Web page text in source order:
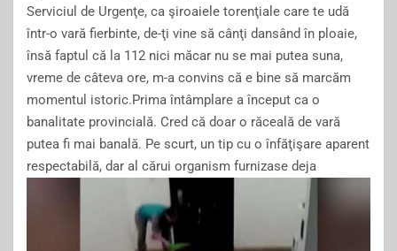
Serviciul de Urgenţe, ca şiroaiele torenţiale care te udă
într-o vară fierbinte, de-ţi vine să cânţi dansând în ploaie,
însă faptul că la 112 nici măcar nu se mai putea suna,
vreme de câteva ore, m-a convins că e bine să marcăm
momentul istoric.Prima întâmplare a început ca o
banalitate provincială. Cred că doar o răceală de vară
putea fi mai banală. Pe scurt, un tip cu o înfăţişare aparent
respectabilă, dar al cărui organism furnizase deja